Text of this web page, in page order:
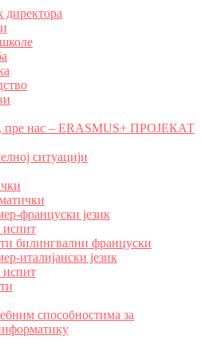
нас – ERASMUS+ ПРОЈЕКАТ
ситуацији
француски језик
билингвални француски
италијански језик
способностима за